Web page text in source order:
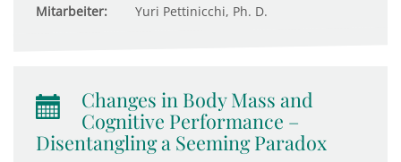
Mitarbeiter: Yuri Pettinicchi, Ph. D.
Changes in Body Mass and
Cognitive Performance –
Disentangling a Seeming Paradox